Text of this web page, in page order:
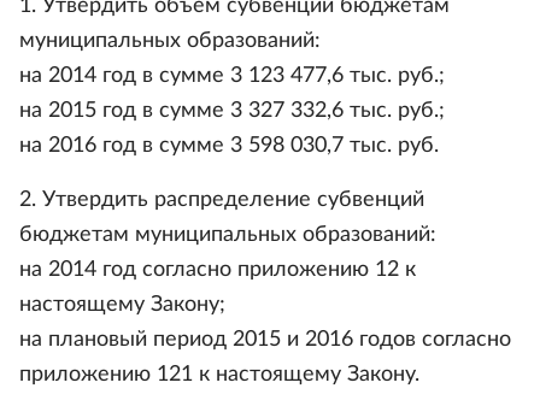
1. Утвердить объем субвенций бюджетам
муниципальных образований:
на 2014 год в сумме 3 123 477,6 тыс. руб.;
на 2015 год в сумме 3 327 332,6 тыс. руб.;
на 2016 год в сумме 3 598 030,7 тыс. руб.
2. Утвердить распределение субвенций
бюджетам муниципальных образований:
на 2014 год согласно приложению 12 к
настоящему Закону;
на плановый период 2015 и 2016 годов согласно
приложению 121 к настоящему Закону.